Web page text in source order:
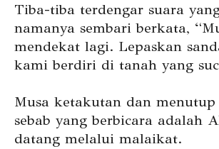
Tiba-tiba terdengar suara
namanya sembari berkata,
mendekat lagi. Lepaskan
kami berdiri di tanah yang
Musa ketakutan dan
sebab yang berbicara adalah
datang melalui malaikat.